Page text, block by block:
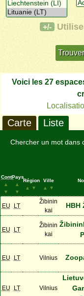
+/-
Voici les 27
Carte Liste
Chercher un mot dans
Cont.
▲
▼
Pays
▲
▼
Région
▲
▼
Ville
▲
▼
EU LT
Žibinin
kai
HBH
EU LT
Žibinin
kai
EU LT Vilnius
EU LT Vilnius